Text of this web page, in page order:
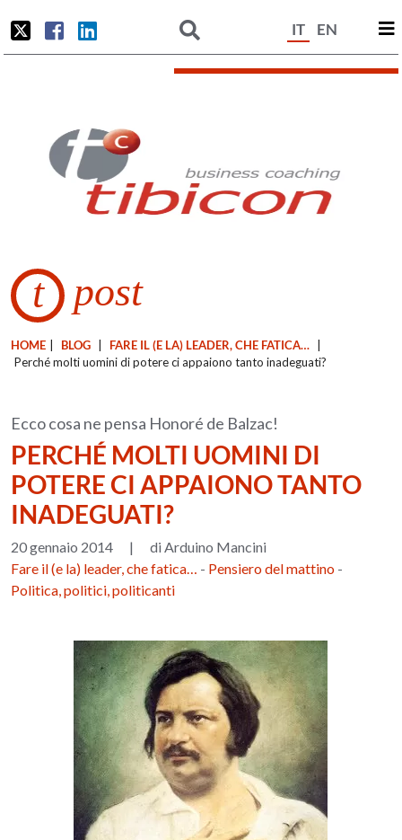
IT EN
t post
HOME BLOG FARE IL (E LA) LEADER, CHE FATICA…
Perché molti uomini di potere ci appaiono tanto inadeguati?
Ecco cosa ne pensa Honoré de Balzac!
PERCHÉ MOLTI UOMINI DI
POTERE CI APPAIONO TANTO
INADEGUATI?
20 gennaio 2014 |
di Arduino Mancini
Fare il (e la) leader, che fatica… - Pensiero del mattino -
Politica, politici, politicanti